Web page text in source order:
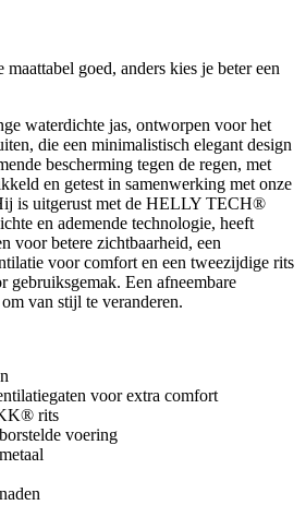
goed, anders kies je beter een
waterdichte jas, ontworpen voor het
die een minimalistisch elegant design
bescherming tegen de regen, met
en getest in samenwerking met onze
is uitgerust met de HELLY TECH®
en ademende technologie, heeft
voor betere zichtbaarheid, een
voor comfort en een tweezijdige rits
gebruiksgemak. Een afneembare
van stijl te veranderen.
voor extra comfort
rits
voering